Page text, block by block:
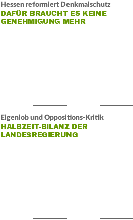
Hessen reformiert Denkmalschutz
DAFÜR BRAUCHT ES KEINE
GENEHMIGUNG MEHR
Eigenlob und Oppositions-Kritik
HALBZEIT-BILANZ DER
LANDESREGIERUNG